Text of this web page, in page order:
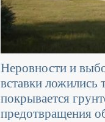
Неровности и
вставки ложились
покрывается
предотвращения